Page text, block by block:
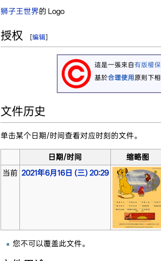
狮子王世界的 Logo
授权 [编辑]
這是一張來自有版權
基於合理使用 原則下
文件历史
单击某个日期/时间查看对应时刻的文件。
日期/时间 缩略图
当前 2021年6月16日 (三) 20:29
您不可以覆盖此文件。